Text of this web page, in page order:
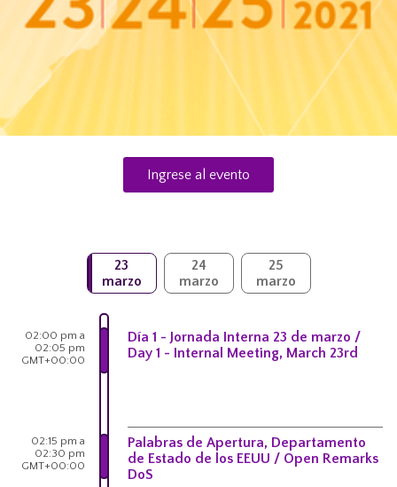
Ingrese al evento
23
marzo
24
marzo
25
marzo
02:00 pm a
02:05 pm
GMT+00:00
Día 1 - Jornada Interna 23 de marzo /
Day 1 - Internal Meeting, March 23rd
02:15 pm a
02:30 pm
GMT+00:00
Palabras de Apertura, Departamento
de Estado de los EEUU / Open Remarks
DoS